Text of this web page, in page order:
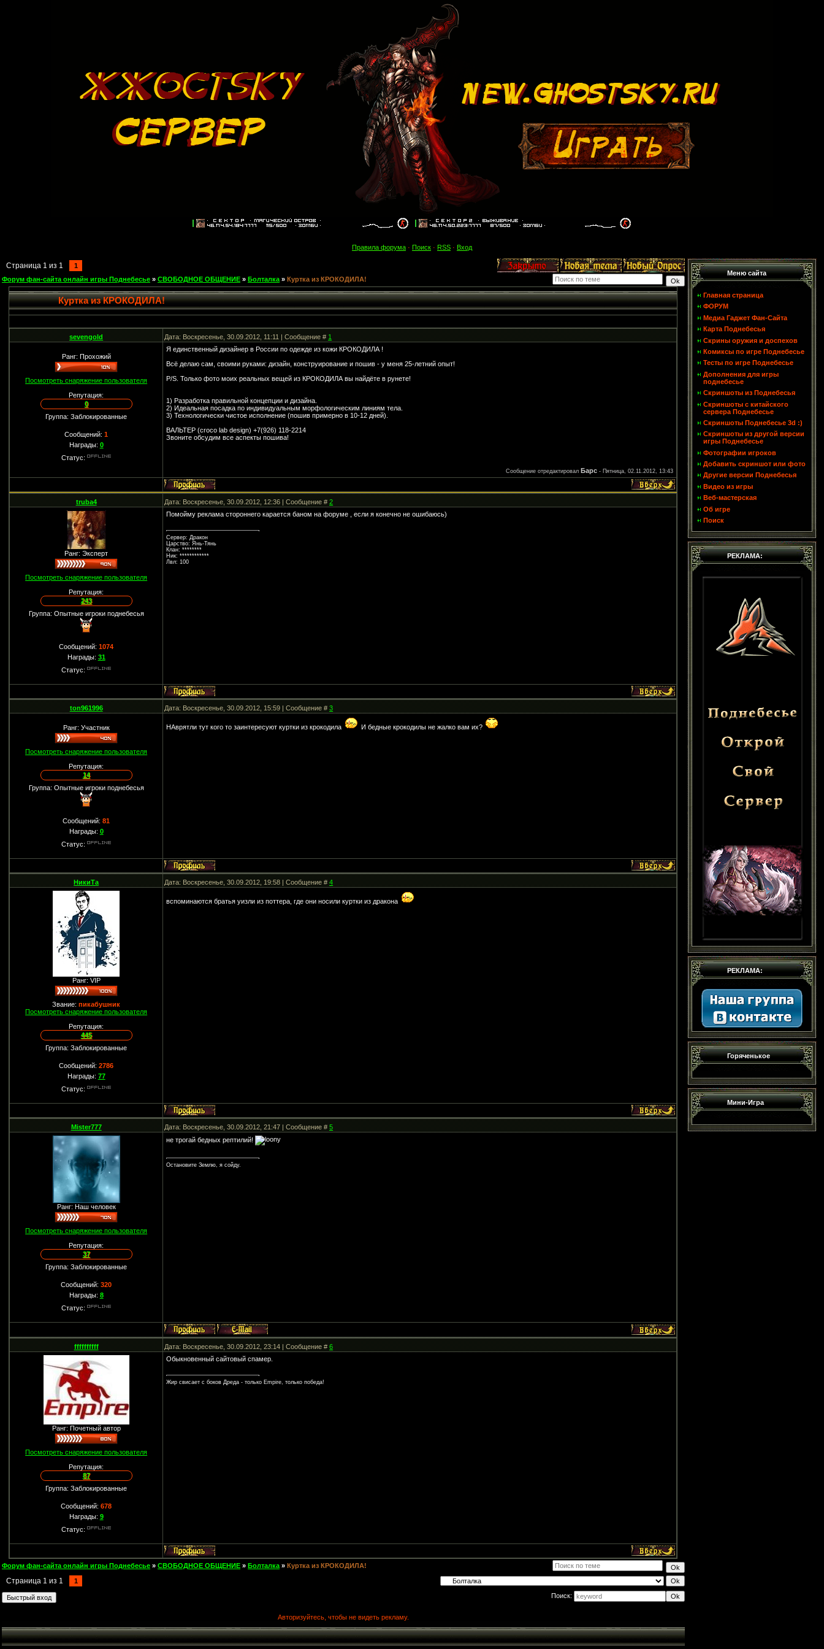
Правила форума · Поиск · RSS · Вход
Страница 1 из 1
1
Форум фан-сайта онлайн игры Поднебесье » СВОБОДНОЕ ОБЩЕНИЕ » Болталка » Куртка из КРОКОДИЛА!
Куртка из КРОКОДИЛА!
sevengold Дата: Воскресенье, 30.09.2012, 11:11 | Сообщение #1
Ранг: Прохожий
Посмотреть снаряжение пользователя
Репутация:
0
Группа: Заблокированные
Сообщений:1
Награды: 0
Статус:
Я единственный дизайнер в России по одежде из кожи КРОКОДИЛА !
Всё делаю сам, своими руками: дизайн, конструирование и пошив - у меня 25-летний опыт!
P/S. Только фото моих реальных вещей из КРОКОДИЛА вы найдёте в рунете!
1) Разработка правильной концепции и дизайна.
2) Идеальная посадка по индивидуальным морфологическим линиям тела.
3) Технологически чистое исполнение (пошив примерно в 10-12 дней).
ВАЛЬТЕР (croco lab design) +7(926) 118-2214
Звоните обсудим все аспекты пошива!
Сообщение отредактировал Барс - Пятница, 02.11.2012, 13:43
truba4 Дата: Воскресенье, 30.09.2012, 12:36 | Сообщение #2
Ранг: Эксперт
Посмотреть снаряжение пользователя
Репутация:
243
Группа: Опытные игроки поднебесья
Сообщений:1074
Награды: 31
Статус:
Помойму реклама стороннего карается баном на форуме , если я конечно не ошибаюсь)
Сервер: Дракон
Царство: Янь-Тянь
Клан: ********
Ник: ************
Лвл: 100
ton961996 Дата: Воскресенье, 30.09.2012, 15:59 | Сообщение #3
Ранг: Участник
Посмотреть снаряжение пользователя
Репутация:
14
Группа: Опытные игроки поднебесья
Сообщений:81
Награды: 0
Статус:
НАврятли тут кого то заинтересуют куртки из крокодила И бедные крокодилы не жалко вам их?
НикиТа Дата: Воскресенье, 30.09.2012, 19:58 | Сообщение #4
Ранг: VIP
Звание:пикабушник
Посмотреть снаряжение пользователя
Репутация:
445
Группа: Заблокированные
Сообщений:2786
Награды: 77
Статус:
вспоминаются братья уизли из поттера, где они носили куртки из дракона
Mister777 Дата: Воскресенье, 30.09.2012, 21:47 | Сообщение #5
Ранг: Наш человек
Посмотреть снаряжение пользователя
Репутация:
37
Группа: Заблокированные
Сообщений:320
Награды: 8
Статус:
не трогай бедных рептилий!
Остановите Землю, я сойду.
ffffffffff Дата: Воскресенье, 30.09.2012, 23:14 | Сообщение #6
Ранг: Почетный автор
Посмотреть снаряжение пользователя
Репутация:
87
Группа: Заблокированные
Сообщений:678
Награды: 9
Статус:
Обыкновенный сайтовый спамер.
Жир свисает с боков Дреда - только Empire, только победа!
Форум фан-сайта онлайн игры Поднебесье » СВОБОДНОЕ ОБЩЕНИЕ » Болталка » Куртка из КРОКОДИЛА!
Страница 1 из 1
1
Поиск:
Авторизуйтесь, чтобы не видеть рекламу.
Меню сайта
Главная страница
ФОРУМ
Медиа Гаджет Фан-Сайта
Карта Поднебесья
Скрины оружия и доспехов
Комиксы по игре Поднебесье
Тесты по игре Поднебесье
Дополнения для игры
поднебесье
Скриншоты из Поднебесья
Скриншоты с китайского
сервера Поднебесье
Скриншоты Поднебесье 3d :)
Скриншоты из другой версии
игры Поднебесье
Фотографии игроков
Добавить скриншот или фото
Другие версии Поднебесья
Видео из игры
Веб-мастерская
Об игре
Поиск
РЕКЛАМА:
РЕКЛАМА:
Горяченькое
Мини-Игра